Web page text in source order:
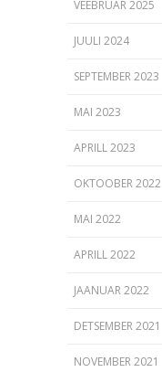
VEEBRUAR 2025
JUULI 2024
SEPTEMBER 2023
MAI 2023
APRILL 2023
OKTOOBER 2022
MAI 2022
APRILL 2022
JAANUAR 2022
DETSEMBER 2021
NOVEMBER 2021